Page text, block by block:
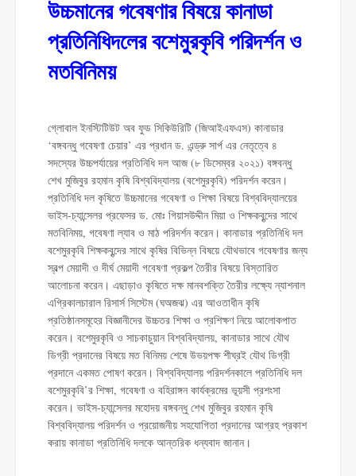
উচ্চমানের গবেষণার বিষয়ে কানাডা
প্রতিনিধিদলের বশেমুরকৃবি পরিদর্শন ও
মতবিনিময়
গ্লোবাল ইনস্টিটিউট অব ফুড সিকিউরিটি (জিআইএফএস) কানাডার
‘বঙ্গবন্ধু গবেষণা চেয়ার’ এর প্রধান ড. এন্ড্রু সার্প এর নেতৃত্বে ৪
সদস্যের উচ্চপর্যায়ের প্রতিনিধি দল আজ (৮ ডিসেম্বর ২০২১) বঙ্গবন্ধু
শেখ মুজিবুর রহমান কৃষি বিশ্ববিদ্যালয় (বশেমুরকৃবি) পরিদর্শন করেন।
প্রতিনিধি দল কৃষিতে উচ্চমানের গবেষণা ও শিক্ষা বিষয়ে বিশ্ববিদ্যালয়ের
ভাইস-চ্যান্সেলর প্রফেসর ড. মোঃ গিয়াসউদ্দীন মিয়া ও শিক্ষকবৃন্দের সাথে
মতবিনিময়, গবেষণা ল্যাব ও মাঠ পরিদর্শন করেন। কানাডার প্রতিনিধি দল
বশেমুরকৃবি শিক্ষকবৃন্দের সাথে কৃষির বিভিন্ন বিষয়ে যৌথভাবে গবেষণার জন্য
স্বল্প মেয়াদী ও দীর্ঘ মেয়াদী গবেষণা প্রকল্প তৈরীর বিষয়ে বিস্তারিত
আলোচনা করেন। এছাড়াও কৃষিতে দক্ষ মানবশক্তি তৈরীর লক্ষ্যে ন্যাশনাল
এগ্রিকালচারাল রিসার্স সিস্টেম (ঘঅজঝ) এর আওতাধীন কৃষি
প্রতিষ্ঠানসমূহের বিজ্ঞানীদের উচ্চতর শিক্ষা ও প্রশিক্ষণ নিয়ে আলোকপাত
করেন। বশেমুরকৃবি ও সাচকাচুয়ান বিশ্ববিদ্যালয়, কানাডার সাথে যৌথ
ডিগ্রী প্রদানের বিষয়ে মত বিনিময় শেষে উভয়পক্ষ শীঘ্রই যৌথ ডিগ্রী
প্রদানে একমত পোষণ করেন। বিশ্ববিদ্যালয় পরিদর্শনকালে প্রতিনিধি দল
বশেমুরকৃবি’র শিক্ষা, গবেষণা ও বহিরাঙ্গন কার্যক্রমের ভূয়সী প্রশংসা
করেন। ভাইস-চ্যান্সেলর মহোদয় বঙ্গবন্ধু শেখ মুজিবুর রহমান কৃষি
বিশ্ববিদ্যালয় পরিদর্শন ও প্রয়োজনীয় সহযোগিতা প্রদানের আগ্রহ প্রকাশ
করায় কানাডা প্রতিনিধি দলকে আন্তরিক ধন্যবাদ জানান।